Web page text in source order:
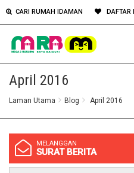
CARI RUMAH IDAMAN DAFTAR
April 2016
Laman Utama Blog April 2016
MELANGGAN
SURAT BERITA